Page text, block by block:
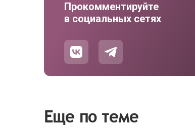
Прокомментируйте
в социальных сетях
Еще по теме